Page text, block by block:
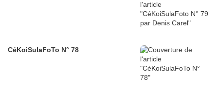
CéKoiSulaFoTo N° 78